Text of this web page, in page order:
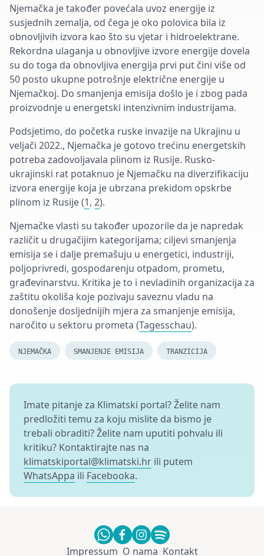
Njemačka je također povećala uvoz energije iz
susjednih zemalja, od čega je oko polovica bila iz
obnovljivih izvora kao što su vjetar i hidroelektrane.
Rekordna ulaganja u obnovljive izvore energije dovela
su do toga da obnovljiva energija prvi put čini više od
50 posto ukupne potrošnje električne energije u
Njemačkoj. Do smanjenja emisija došlo je i zbog pada
proizvodnje u energetski intenzivnim industrijama.
Podsjetimo, do početka ruske invazije na Ukrajinu u
veljači 2022., Njemačka je gotovo trećinu energetskih
potreba zadovoljavala plinom iz Rusije. Rusko-
ukrajinski rat potaknuo je Njemačku na diverzifikaciju
izvora energije koja je ubrzana prekidom opskrbe
plinom iz Rusije (1, 2).
Njemačke vlasti su također upozorile da je napredak
različit u drugačijim kategorijama; ciljevi smanjenja
emisija se i dalje premašuju u energetici, industriji,
poljoprivredi, gospodarenju otpadom, prometu,
građevinarstvu. Kritika je to i nevladinih organizacija za
zaštitu okoliša koje pozivaju saveznu vladu na
donošenje dosljednijih mjera za smanjenje emisija,
naročito u sektoru prometa (Tagesschau).
NJEMAČKA SMANJENJE EMISIJA TRANZICIJA
Imate pitanje za Klimatski portal? Želite nam
predložiti temu za koju mislite da bismo je
trebali obraditi? Želite nam uputiti pohvalu ili
kritiku? Kontaktirajte nas na
klimatskiportal@klimatski.hr ili putem
WhatsAppa ili Facebooka.
Impressum O nama Kontakt